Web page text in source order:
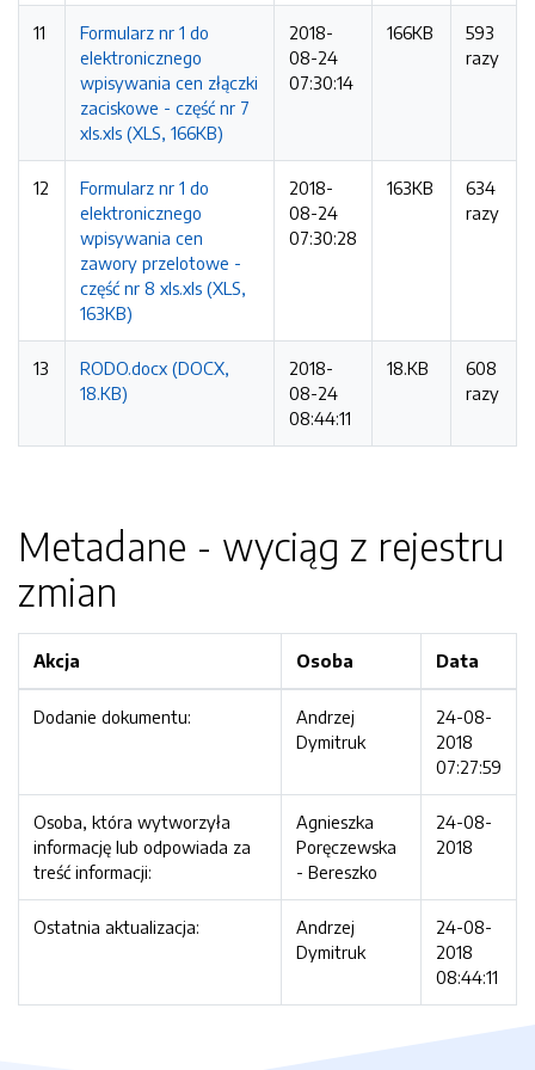
11
Formularz nr 1 do
elektronicznego
wpisywania cen złączki
zaciskowe - część nr 7
xls.xls (XLS, 166KB)
2018-
08-24
07:30:14
166KB
593
razy
12
Formularz nr 1 do
elektronicznego
wpisywania cen
zawory przelotowe -
część nr 8 xls.xls (XLS,
163KB)
2018-
08-24
07:30:28
163KB
634
razy
13
RODO.docx (DOCX,
18.KB)
2018-
08-24
08:44:11
18.KB
608
razy
Metadane - wyciąg z rejestru
zmian
Akcja Osoba Data
Dodanie dokumentu:
Andrzej
Dymitruk
24-08-
2018
07:27:59
Osoba, która wytworzyła
informację lub odpowiada za
treść informacji:
Agnieszka
Poręczewska
- Bereszko
24-08-
2018
Ostatnia aktualizacja:
Andrzej
Dymitruk
24-08-
2018
08:44:11